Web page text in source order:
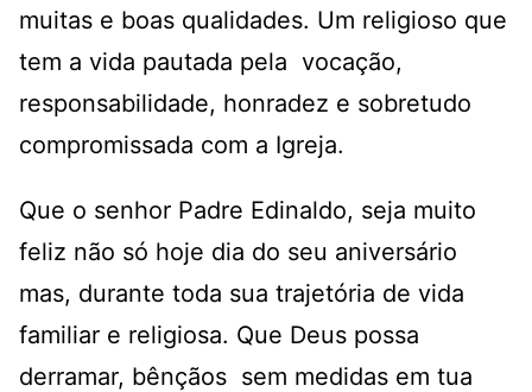
muitas e boas qualidades. Um religioso que
tem a vida pautada pela vocação,
responsabilidade, honradez e sobretudo
compromissada com a Igreja.
Que o senhor Padre Edinaldo, seja muito
feliz não só hoje dia do seu aniversário
mas, durante toda sua trajetória de vida
familiar e religiosa. Que Deus possa
derramar, bênçãos sem medidas em tua